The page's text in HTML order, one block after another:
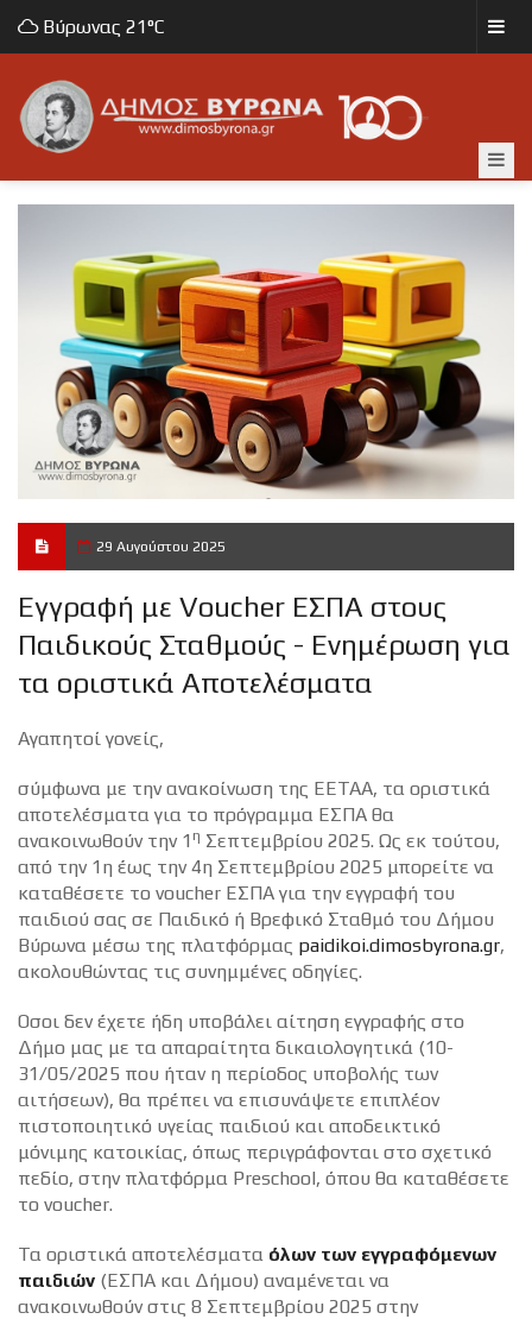
Βύρωνας 21°C
29 Αυγούστου 2025
Εγγραφή με Voucher ΕΣΠΑ στους
Παιδικούς Σταθμούς - Ενημέρωση για
τα οριστικά Αποτελέσματα
Αγαπητοί γονείς,
σύμφωνα με την ανακοίνωση της ΕΕΤΑΑ, τα οριστικά
αποτελέσματα για το πρόγραμμα ΕΣΠΑ θα
ανακοινωθούν την 1 η Σεπτεμβρίου 2025. Ως εκ τούτου,
από την 1η έως την 4η Σεπτεμβρίου 2025 μπορείτε να
καταθέσετε το voucher ΕΣΠΑ για την εγγραφή του
παιδιού σας σε Παιδικό ή Βρεφικό Σταθμό του Δήμου
Βύρωνα μέσω της πλατφόρμας paidikoi.dimosbyrona.gr,
ακολουθώντας τις συνημμένες οδηγίες.
Όσοι δεν έχετε ήδη υποβάλει αίτηση εγγραφής στο
Δήμο μας με τα απαραίτητα δικαιολογητικά (10-
31/05/2025 που ήταν η περίοδος υποβολής των
αιτήσεων), θα πρέπει να επισυνάψετε επιπλέον
πιστοποιητικό υγείας παιδιού και αποδεικτικό
μόνιμης κατοικίας, όπως περιγράφονται στο σχετικό
πεδίο, στην πλατφόρμα Preschool, όπου θα καταθέσετε
το voucher.
Τα οριστικά αποτελέσματα όλων των εγγραφόμενων
παιδιών (ΕΣΠΑ και Δήμου) αναμένεται να
ανακοινωθούν στις 8 Σεπτεμβρίου 2025 στην